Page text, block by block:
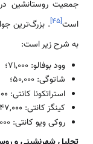
جمعیت روستانشین در
است[۴۵]
به شرح زیر است:
وود بوفالو: ۷۱,۰۰۰؛
شاتوگی: ۵۰,۰۰۰؛
استراتکونا کانتی: ۹۸,۰۰۰؛
کینگز کانتی: ۴۷,۰۰۰؛
روکی ویو کانتی: ۴۱,۰۰۰